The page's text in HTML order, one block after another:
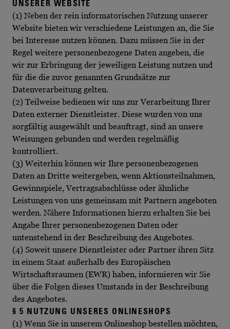
UNSERER WEBSITE
(1) Neben der rein informatorischen Nutzung unserer
Website bieten wir verschiedene Leistungen an, die Sie
bei Interesse nutzen können. Dazu müssen Sie in der
Regel weitere personenbezogene Daten angeben, die
wir zur Erbringung der jeweiligen Leistung nutzen und
für die die zuvor genannten Grundsätze zur
Datenverarbeitung gelten.
(2) Teilweise bedienen wir uns zur Verarbeitung Ihrer
Daten externer Dienstleister. Diese wurden von uns
sorgfältig ausgewählt und beauftragt, sind an unsere
Weisungen gebunden und werden regelmäßig
kontrolliert.
(3) Weiterhin können wir Ihre personenbezogenen
Daten an Dritte weitergeben, wenn Aktionsteilnahmen,
Gewinnspiele, Vertragsabschlüsse oder ähnliche
Leistungen von uns gemeinsam mit Partnern angeboten
werden. Nähere Informationen hierzu erhalten Sie bei
Angabe Ihrer personenbezogenen Daten oder
untenstehend in der Beschreibung des Angebotes.
(4) Soweit unsere Dienstleister oder Partner ihren Sitz
in einem Staat außerhalb des Europäischen
Wirtschaftsraumen (EWR) haben, informieren wir Sie
über die Folgen dieses Umstands in der Beschreibung
des Angebotes.
§ 5 NUTZUNG UNSERES ONLINESHOPS
(1) Wenn Sie in unserem Onlineshop bestellen möchten,